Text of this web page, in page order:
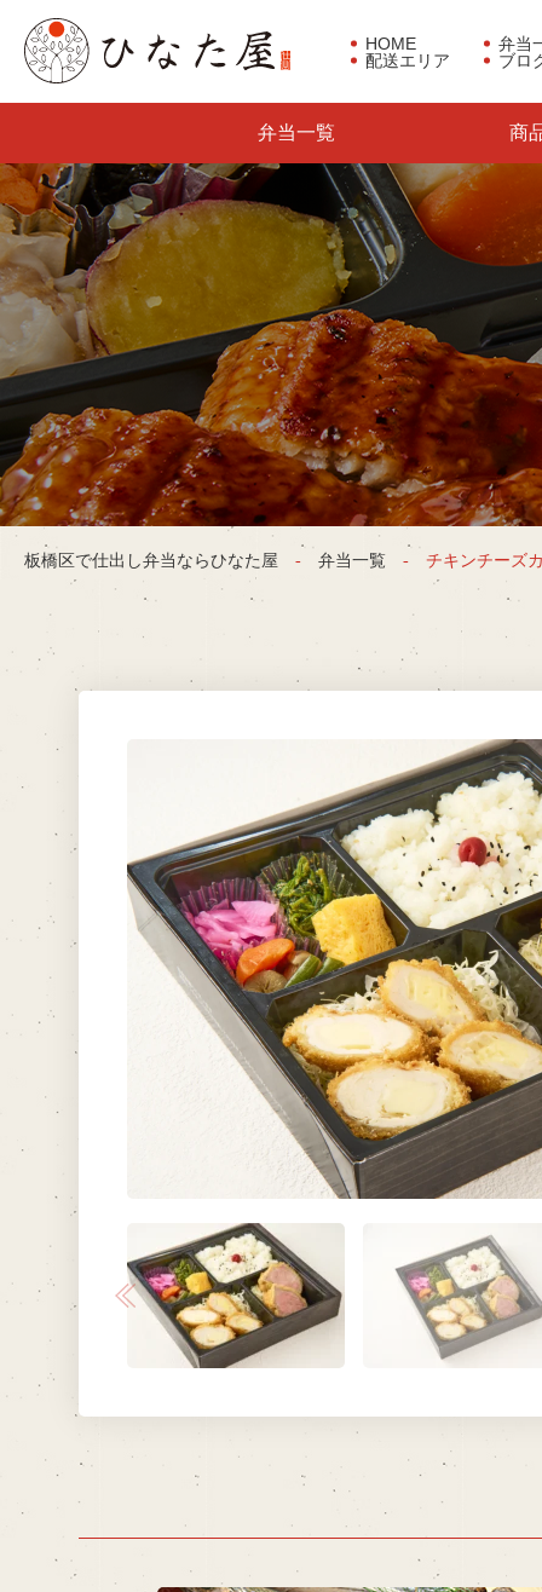
東京都板橋区で仕出し弁当な
HOME
弁当
配送エリア
ブロ
弁当一覧 商
板橋区で仕出し弁当ならひなた屋 弁当一覧 チキンチーズ